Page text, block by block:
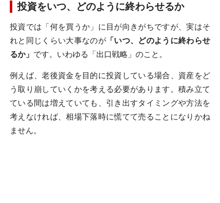
投資をいつ、どのように終わらせるか
投資では「何を買うか」に目が向きがちですが、実はそ
れと同じくらい大事なのが 「いつ、どのように終わらせ
るか」 です。いわゆる「出口戦略」のこと。
例えば、老後資金を目的に投資している場合、資産をど
う取り崩していくかを考える必要があります。積み立て
ている間は増えていても、引き出すタイミングや方法を
考えなければ、相場下落時に慌てて売ることになりかね
ません。